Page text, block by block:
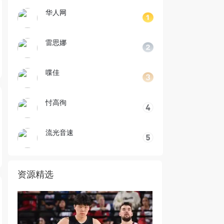
华人网
雷思娜
喋佳
忖高徇
流光音速
资源精选